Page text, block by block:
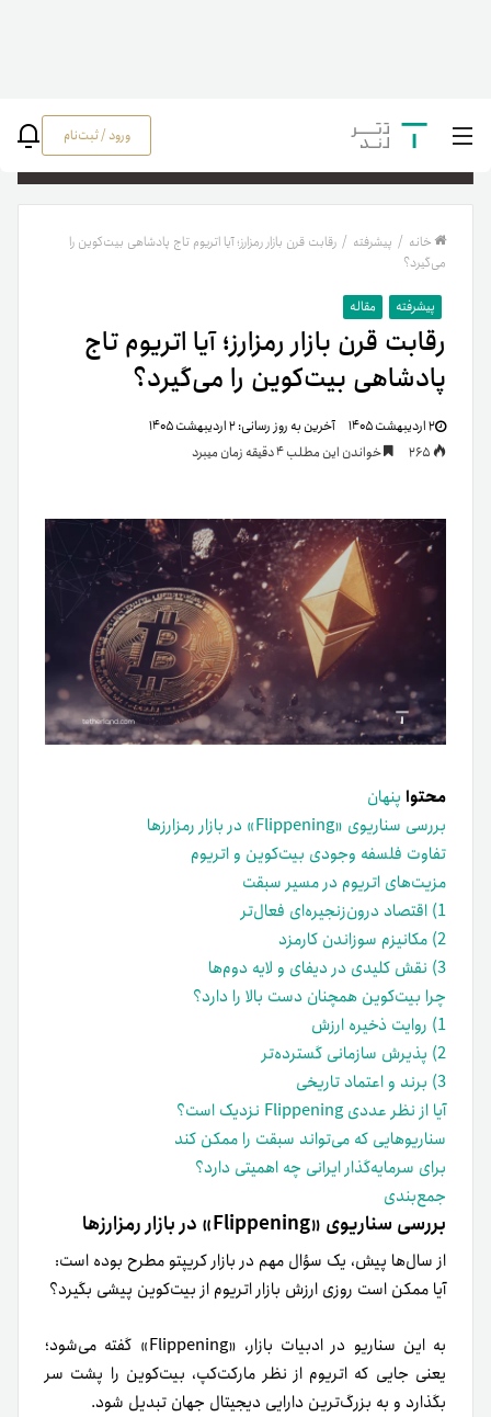
ورود / ثبت‌نام
خانه / پیشرفته / رقابت قرن بازار رمزارز؛ آیا اتریوم تاج پادشاهی بیت‌کوین را
می‌گیرد؟
پیشرفته مقاله
رقابت قرن بازار رمزارز؛ آیا اتریوم تاج
پادشاهی بیت‌کوین را می‌گیرد؟
۲ اردیبهشت ۱۴۰۵ آخرین به روز رسانی:۲ اردیبهشت ۱۴۰۵
خواندن این مطلب 4 دقیقه زمان میبرد
محتوا پنهان
بررسی سناریوی «Flippening» در بازار رمزارزها
تفاوت فلسفه وجودی بیت‌کوین و اتریوم
مزیت‌های اتریوم در مسیر سبقت
1) اقتصاد درون‌زنجیره‌ای فعال‌تر
2) مکانیزم سوزاندن کارمزد
3) نقش کلیدی در دیفای و لایه دوم‌ها
چرا بیت‌کوین همچنان دست بالا را دارد؟
1) روایت ذخیره ارزش
2) پذیرش سازمانی گسترده‌تر
3) برند و اعتماد تاریخی
آیا از نظر عددی Flippening نزدیک است؟
سناریوهایی که می‌تواند سبقت را ممکن کند
برای سرمایه‌گذار ایرانی چه اهمیتی دارد؟
جمع‌بندی
بررسی سناریوی «Flippening» در بازار رمزارزها
از سال‌ها پیش، یک سؤال مهم در بازار کریپتو مطرح بوده است:
آیا ممکن است روزی ارزش بازار اتریوم از بیت‌کوین پیشی بگیرد؟
به این سناریو در ادبیات بازار، «Flippening» گفته می‌شود؛
یعنی جایی که اتریوم از نظر مارکت‌کپ، بیت‌کوین را پشت سر
بگذارد و به بزرگ‌ترین دارایی دیجیتال جهان تبدیل شود.